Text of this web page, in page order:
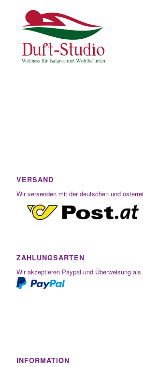
VERSAND
Wir versenden mit der deutschen und
ZAHLUNGSARTEN
Wir akzeptieren Paypal und Überweisung
INFORMATION